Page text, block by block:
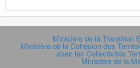
Ministère de la Transition
Ministère de la Cohésion des
avec les Collectivités
Ministère de la